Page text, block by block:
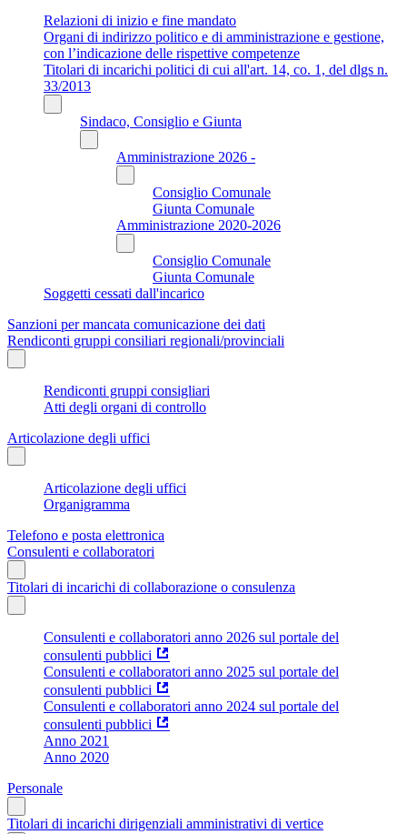
Relazioni di inizio e fine mandato
Organi di indirizzo politico e di amministrazione e gestione,
con l’indicazione delle rispettive competenze
Titolari di incarichi politici di cui all'art. 14, co. 1, del dlgs n.
33/2013
Sindaco, Consiglio e Giunta
Amministrazione 2026 -
Consiglio Comunale
Giunta Comunale
Amministrazione 2020-2026
Consiglio Comunale
Giunta Comunale
Soggetti cessati dall'incarico
Sanzioni per mancata comunicazione dei dati
Rendiconti gruppi consiliari regionali/provinciali
Rendiconti gruppi consigliari
Atti degli organi di controllo
Articolazione degli uffici
Articolazione degli uffici
Organigramma
Telefono e posta elettronica
Consulenti e collaboratori
Titolari di incarichi di collaborazione o consulenza
Consulenti e collaboratori anno 2026 sul portale del
consulenti pubblici
Consulenti e collaboratori anno 2025 sul portale del
consulenti pubblici
Consulenti e collaboratori anno 2024 sul portale del
consulenti pubblici
Anno 2021
Anno 2020
Personale
Titolari di incarichi dirigenziali amministrativi di vertice